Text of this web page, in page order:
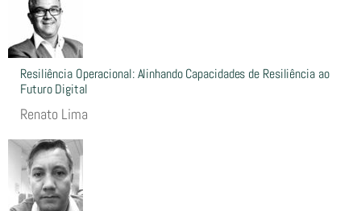
Resiliência Operacional: Alinhando Capacidades de Resiliência ao
Futuro Digital
Renato Lima